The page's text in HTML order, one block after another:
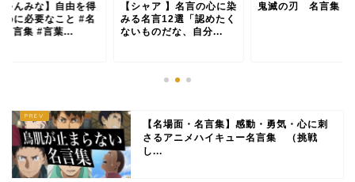
ゃんみな】自由を得
めに必要なこと #名
名言集 #言葉...
【シャア 】名言の心に染
みる名言12選「認めたく
ないものだな、自分...
鬼滅の刃 名言集
【名場面・名言集】感動・勇気・心に刺
さるアニメハイキュー名言集 （挑戦
し...